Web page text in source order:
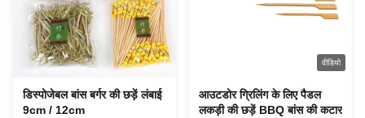
डिस्पोजेबल बांस बर्गर की छड़ें लंबाई
9cm / 12cm
वीडियो
आउटडोर ग्रिलिंग के लिए पैडल
लकड़ी की छड़ें BBQ बांस की कटार